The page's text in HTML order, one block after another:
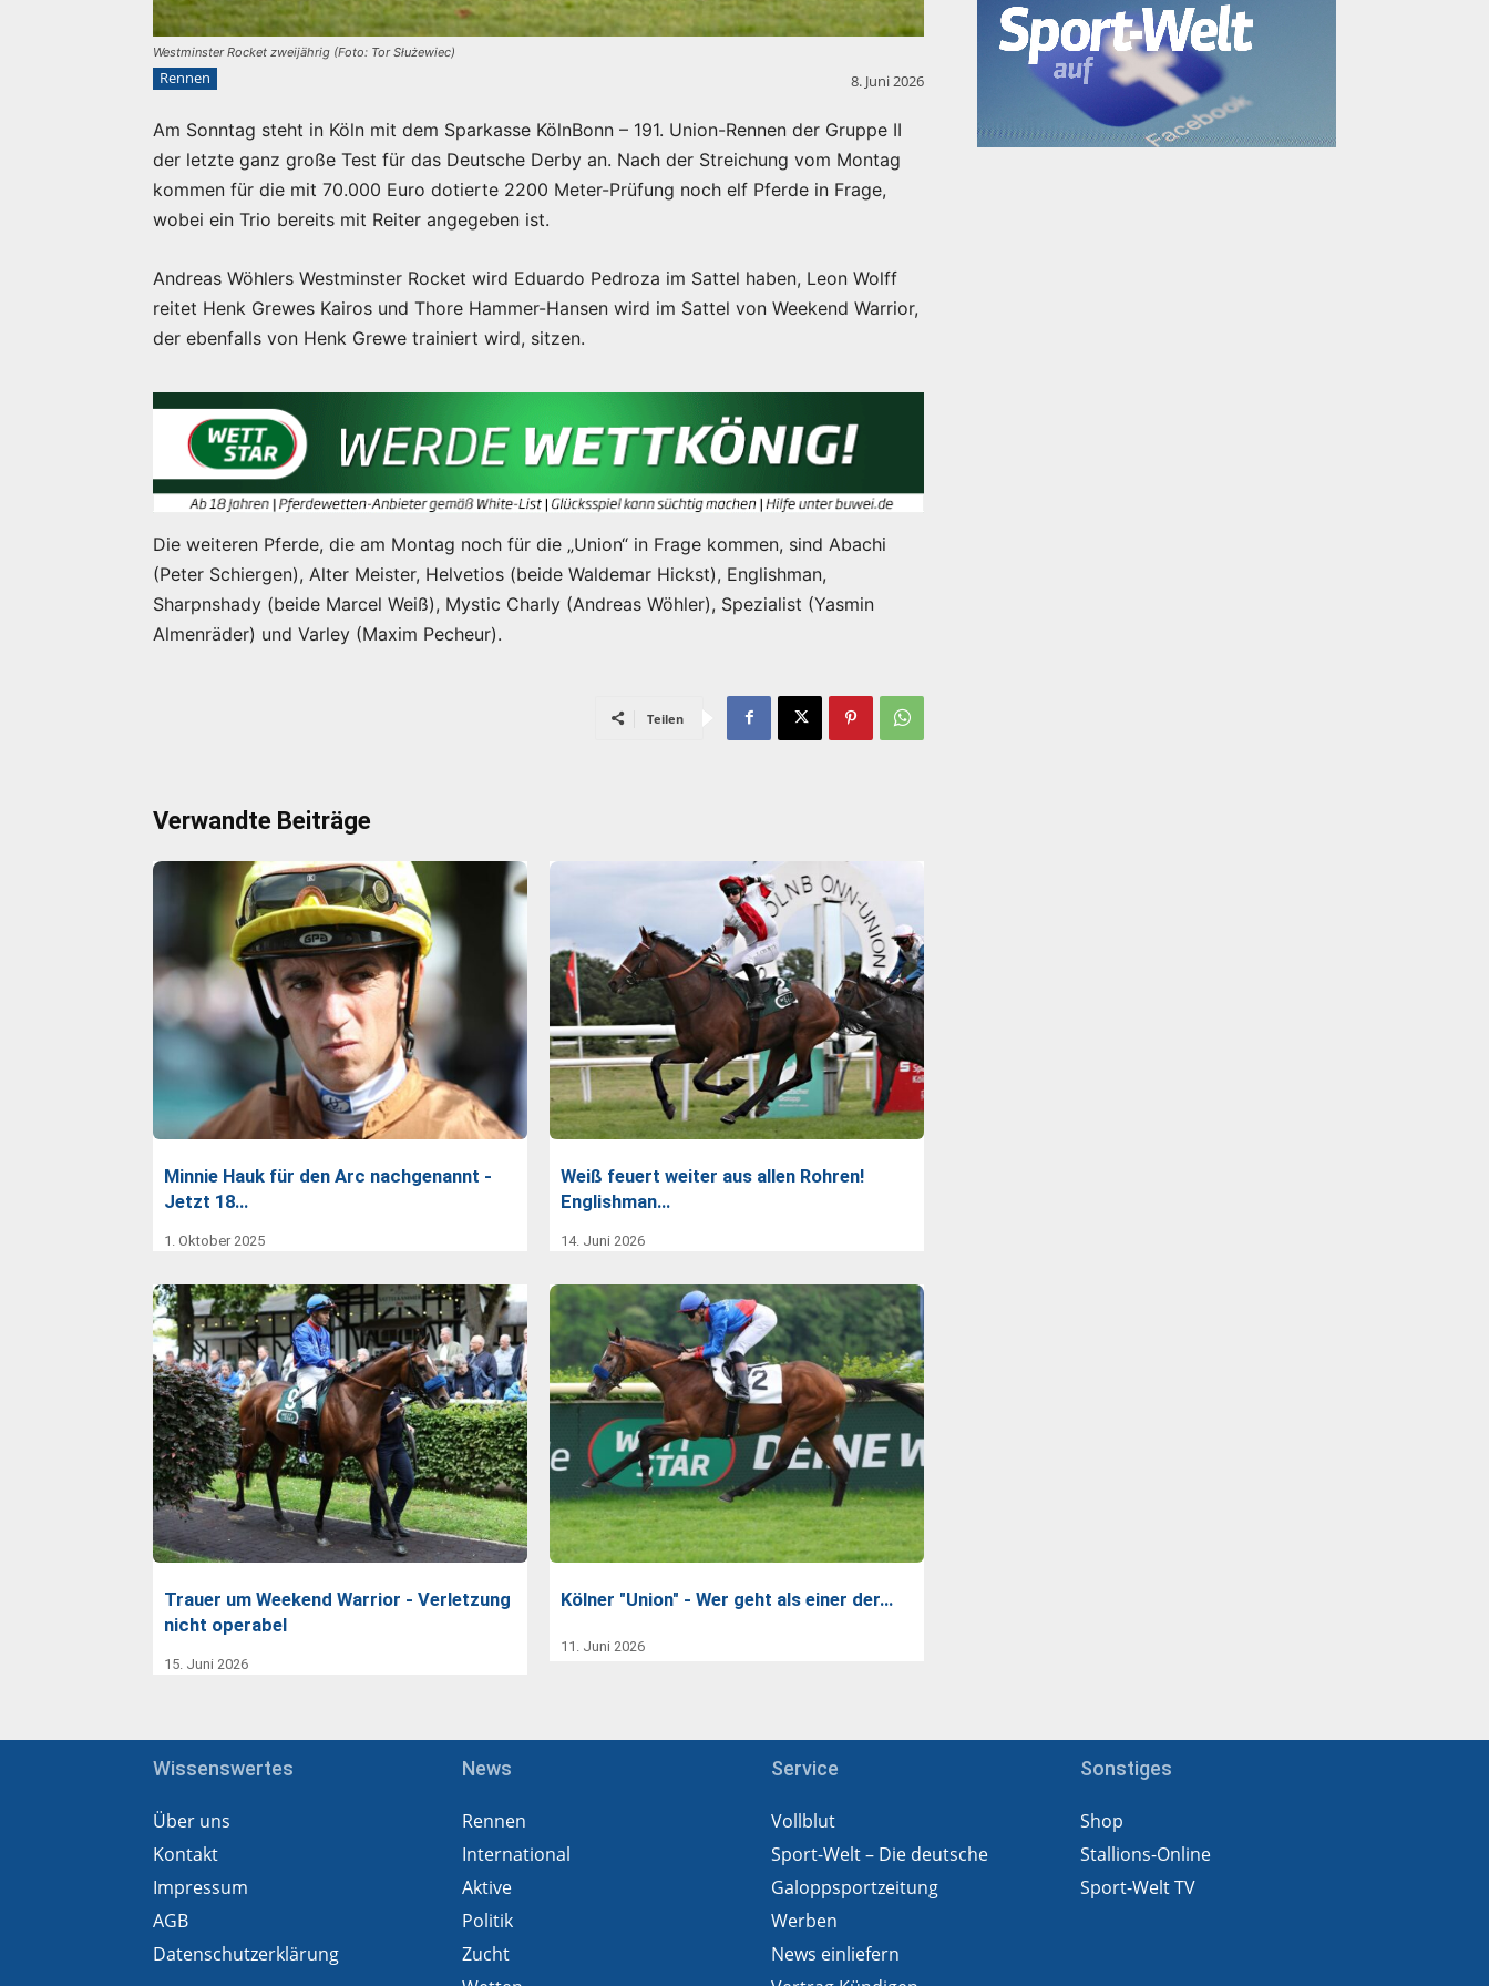
Westminster Rocket zweijährig (Foto: Tor Służewiec)
Rennen 8. Juni 2026
Am Sonntag steht in Köln mit dem Sparkasse KölnBonn – 191. Union-Rennen der Gruppe II
der letzte ganz große Test für das Deutsche Derby an. Nach der Streichung vom Montag
kommen für die mit 70.000 Euro dotierte 2200 Meter-Prüfung noch elf Pferde in Frage,
wobei ein Trio bereits mit Reiter angegeben ist.
Andreas Wöhlers Westminster Rocket wird Eduardo Pedroza im Sattel haben, Leon Wolff
reitet Henk Grewes Kairos und Thore Hammer-Hansen wird im Sattel von Weekend Warrior,
der ebenfalls von Henk Grewe trainiert wird, sitzen.
Die weiteren Pferde, die am Montag noch für die „Union“ in Frage kommen, sind Abachi
(Peter Schiergen), Alter Meister, Helvetios (beide Waldemar Hickst), Englishman,
Sharpnshady (beide Marcel Weiß), Mystic Charly (Andreas Wöhler), Spezialist (Yasmin
Almenräder) und Varley (Maxim Pecheur).
Teilen
Verwandte Beiträge
Minnie Hauk für den Arc nachgenannt -
Jetzt 18…
1. Oktober 2025
Weiß feuert weiter aus allen Rohren!
Englishman…
14. Juni 2026
Trauer um Weekend Warrior - Verletzung
nicht operabel
15. Juni 2026
Kölner "Union" - Wer geht als einer der…
11. Juni 2026
Wissenswertes
Über uns
Kontakt
Impressum
AGB
Datenschutzerklärung
News
Rennen
International
Aktive
Politik
Zucht
Service
Vollblut
Sport-Welt – Die deutsche
Galoppsportzeitung
Werben
News einliefern
Sonstiges
Shop
Stallions-Online
Sport-Welt TV